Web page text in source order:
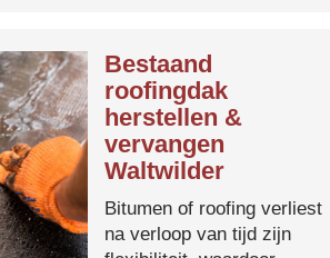
Bestaand
roofingdak
herstellen &
vervangen
Waltwilder
Bitumen of roofing verliest
na verloop van tijd zijn